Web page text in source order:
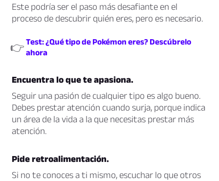
Este podría ser el paso más desafiante en el
proceso de descubrir quién eres, pero es necesario.
👉 Test: ¿Qué tipo de Pokémon eres? Descúbrelo
ahora
Encuentra lo que te apasiona.
Seguir una pasión de cualquier tipo es algo bueno.
Debes prestar atención cuando surja, porque indica
un área de la vida a la que necesitas prestar más
atención.
Pide retroalimentación.
Si no te conoces a ti mismo, escuchar lo que otros